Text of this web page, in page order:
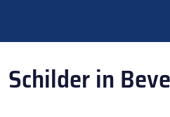
Schilder in